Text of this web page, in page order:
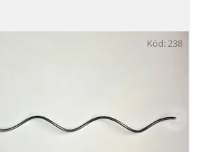
Kód: 238